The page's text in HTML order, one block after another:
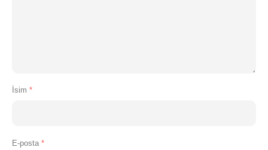
İsim *
E-posta *